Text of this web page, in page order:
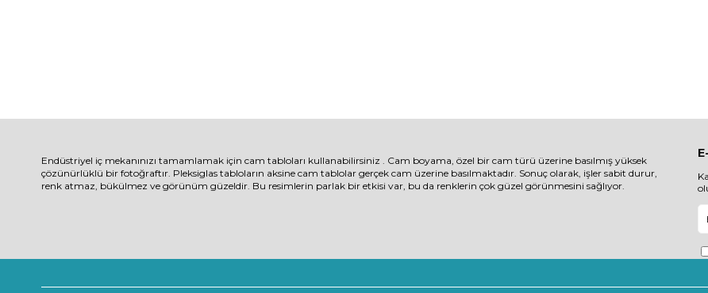
Endüstriyel iç mekanınızı tamamlamak için cam tabloları kullanabilirsiniz . Cam boyama, özel bir cam türü üzerine basılmış yüksek
çözünürlüklü bir fotoğraftır. Pleksiglas tabloların aksine cam tablolar gerçek cam üzerine basılmaktadır. Sonuç olarak, işler sabit durur,
renk atmaz, bükülmez ve görünüm güzeldir. Bu resimlerin parlak bir etkisi var, bu da renklerin çok güzel görünmesini sağlıyor.